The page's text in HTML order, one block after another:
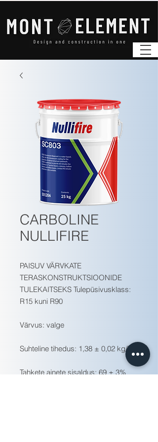
CARBOLINE
NULLIFIRE
PAISUV VÄRVKATE
TERASKONSTRUKTSIOONIDE
TULEKAITSEKS Tulepüsivusklass:
R15 kuni R90
Värvus: valge
Suhteline tihedus: 1,38 ± 0,02 kg/l
Tahkete ainete sisaldus: 69 ± 3%